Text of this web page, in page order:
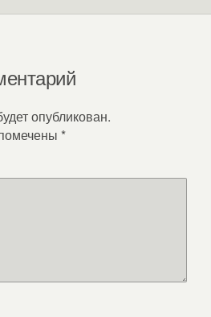
опубликован.
*